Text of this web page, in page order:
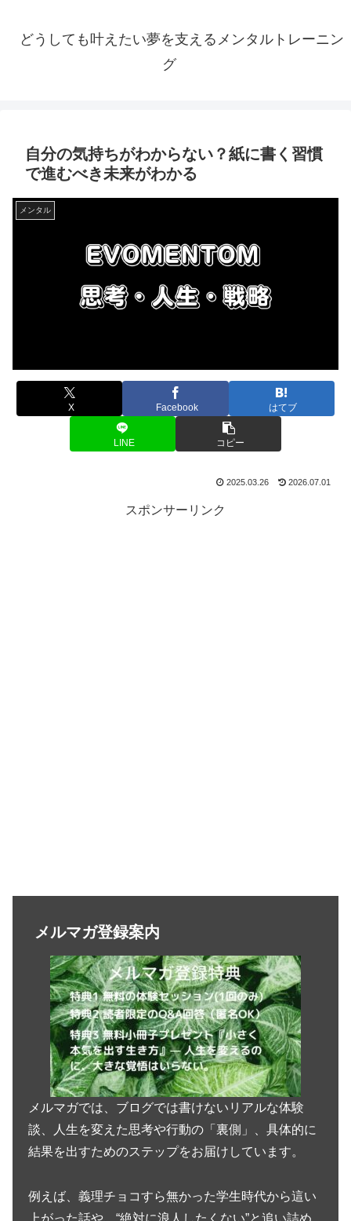
どうしても叶えたい夢を支えるメンタルトレーニン
グ
自分の気持ちがわからない？紙に書く習慣
で進むべき未来がわかる
メンタル
X Facebook はてブ
LINE コピー
2025.03.26 2026.07.01
スポンサーリンク
メルマガ登録案内
メルマガでは、ブログでは書けないリアルな体験
談、人生を変えた思考や行動の「裏側」、具体的に
結果を出すためのステップをお届けしています。
例えば、義理チョコすら無かった学生時代から這い
上がった話や、“絶対に浪人したくない”と追い詰め